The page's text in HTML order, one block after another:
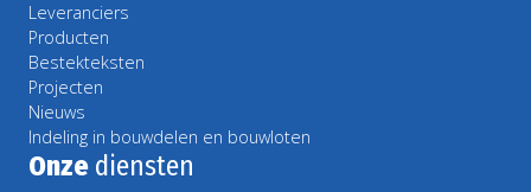
Leveranciers
Producten
Bestekteksten
Projecten
Nieuws
Indeling in bouwdelen en bouwloten
Onze diensten